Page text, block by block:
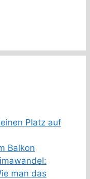
Platz auf
Balkon
man das